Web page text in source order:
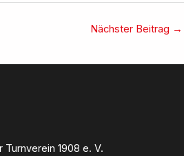
Nächster Beitrag →
Turnverein 1908 e. V.